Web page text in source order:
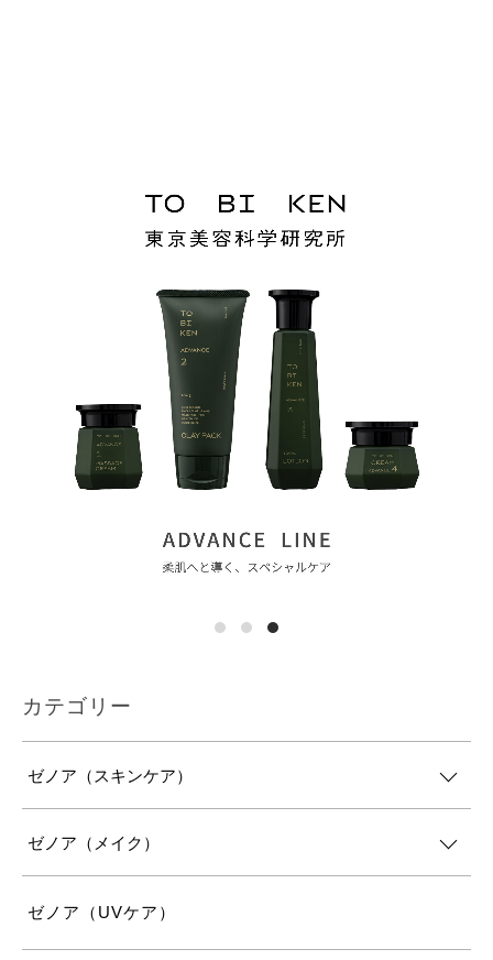
カテゴリー
ゼノア（スキンケア）
ゼノア（メイク）
ゼノア（UVケア）